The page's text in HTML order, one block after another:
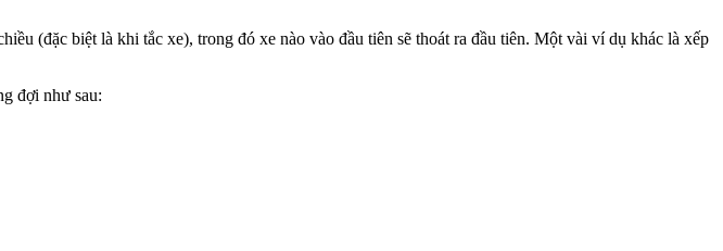
(đặc biệt là khi tắc xe), trong đó xe nào vào đầu tiên sẽ thoát ra đầu tiên. Một vài ví dụ khác là xếp
đợi như sau: